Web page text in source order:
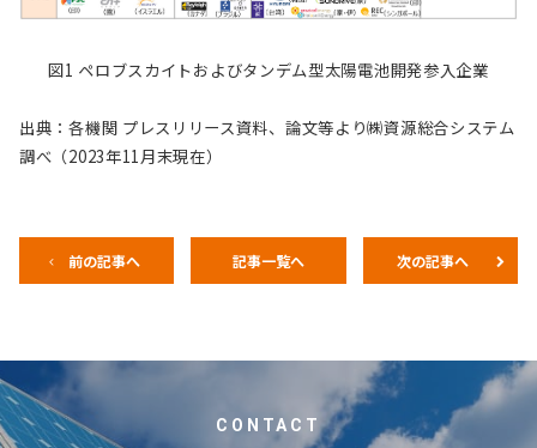
図1 ペロブスカイトおよびタンデム型太陽電池開発参入企業
出典：各機関 プレスリリース資料、論文等より㈱資源総合システム
調べ（2023年11月末現在）
前の記事へ 記事一覧へ 次の記事へ
CONTACT